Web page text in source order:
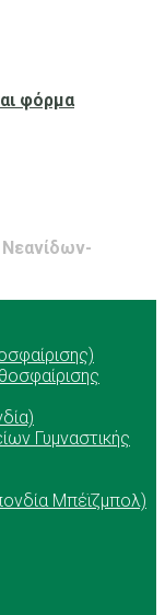
φόρμα
Νεανίδων-
Γυμναστικής
Μπέϊζμπολ)